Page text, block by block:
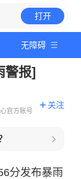
打开
无障碍
警报]
官方账号
关注
分发布暴雨